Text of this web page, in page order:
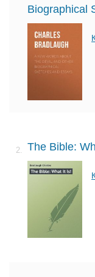
Biographical
2. The Bible: